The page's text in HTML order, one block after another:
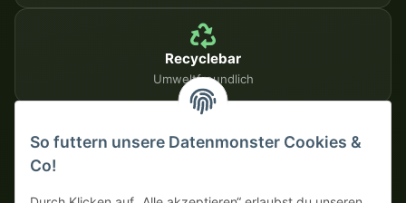
Recyclebar
Umweltfreundlich
SICHERE ZAHLUNGSMETHODEN
So futtern unsere Datenmonster Cookies &
Co!